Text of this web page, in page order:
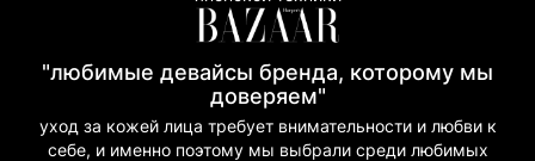
"любимые девайсы бренда, которому мы
доверяем"
уход за кожей лица требует внимательности и любви к
себе, и именно поэтому мы выбрали среди любимых